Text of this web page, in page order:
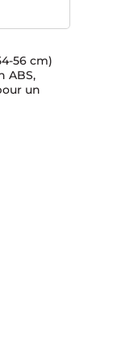
56 cm)
ABS,
un